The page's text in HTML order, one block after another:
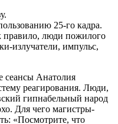
25-го кадра.
правило, люди пожилого
излучатели, импульс,
сеансы Анатолия
реагирования. Люди,
гипнабельный народ
Для чего магистры-
«Посмотрите, что